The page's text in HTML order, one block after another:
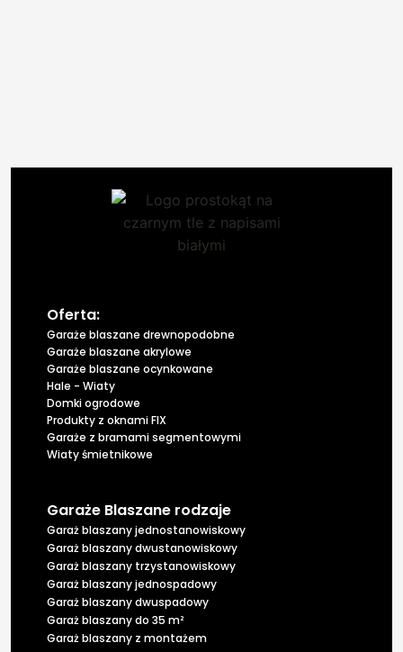
Oferta:
Garaże blaszane drewnopodobne
Garaże blaszane akrylowe
Garaże blaszane ocynkowane
Hale - Wiaty
Domki ogrodowe
Produkty z oknami FIX
Garaże z bramami segmentowymi
Wiaty śmietnikowe
Garaże Blaszane rodzaje
Garaż blaszany jednostanowiskowy
Garaż blaszany dwustanowiskowy
Garaż blaszany trzystanowiskowy
Garaż blaszany jednospadowy
Garaż blaszany dwuspadowy
Garaż blaszany do 35 m²
Garaż blaszany z montażem